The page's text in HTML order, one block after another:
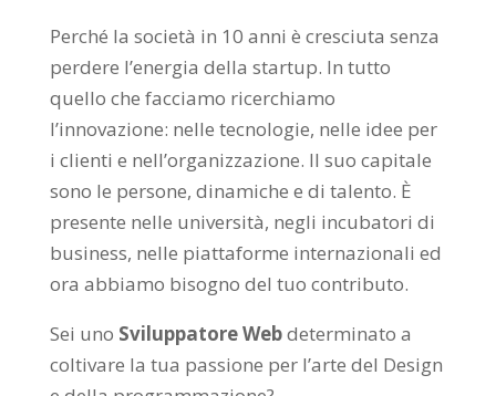
Perché la società in 10 anni è cresciuta senza
perdere l’energia della startup. In tutto
quello che facciamo ricerchiamo
l’innovazione: nelle tecnologie, nelle idee per
i clienti e nell’organizzazione. Il suo capitale
sono le persone, dinamiche e di talento. È
presente nelle università, negli incubatori di
business, nelle piattaforme internazionali ed
ora abbiamo bisogno del tuo contributo.
Sei uno Sviluppatore Webdeterminato a
coltivare la tua passione per l’arte del Design